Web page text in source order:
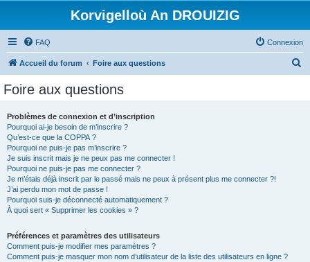
Korvigelloù An DROUIZIG
FAQ Connexion
Accueil du forum Foire aux questions
Foire aux questions
Problèmes de connexion et d’inscription
Pourquoi ai-je besoin de m’inscrire ?
Qu’est-ce que la COPPA ?
Pourquoi ne puis-je pas m’inscrire ?
Je suis inscrit mais je ne peux pas me connecter !
Pourquoi ne puis-je pas me connecter ?
Je m’étais déjà inscrit par le passé mais ne peux à présent plus me connecter ?!
J’ai perdu mon mot de passe !
Pourquoi suis-je déconnecté automatiquement ?
À quoi sert « Supprimer les cookies » ?
Préférences et paramètres des utilisateurs
Comment puis-je modifier mes paramètres ?
Comment puis-je masquer mon nom d’utilisateur de la liste des utilisateurs en ligne ?